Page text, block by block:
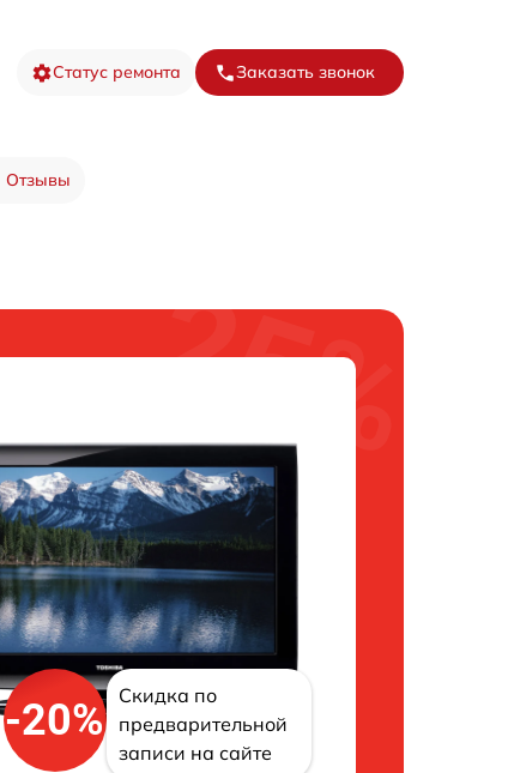
Статус ремонта Заказать звонок
Отзывы
-20%
Скидка по
предварительной
записи на сайте